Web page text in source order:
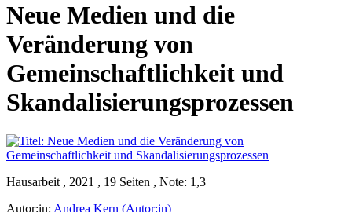
Neue Medien und die
Veränderung von
Gemeinschaftlichkeit und
Skandalisierungsprozessen
Hausarbeit , 2021 , 19 Seiten , Note: 1,3
Autor:in: Andrea Kern (Autor:in)